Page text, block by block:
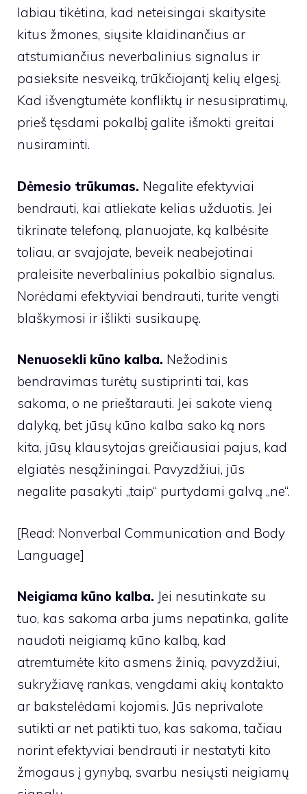
labiau tikėtina, kad neteisingai skaitysite
kitus žmones, siųsite klaidinančius ar
atstumiančius neverbalinius signalus ir
pasieksite nesveiką, trūkčiojantį kelių elgesį.
Kad išvengtumėte konfliktų ir nesusipratimų,
prieš tęsdami pokalbį galite išmokti greitai
nusiraminti.
Dėmesio trūkumas. Negalite efektyviai
bendrauti, kai atliekate kelias užduotis. Jei
tikrinate telefoną, planuojate, ką kalbėsite
toliau, ar svajojate, beveik neabejotinai
praleisite neverbalinius pokalbio signalus.
Norėdami efektyviai bendrauti, turite vengti
blaškymosi ir išlikti susikaupę.
Nenuosekli kūno kalba. Nežodinis
bendravimas turėtų sustiprinti tai, kas
sakoma, o ne prieštarauti. Jei sakote vieną
dalyką, bet jūsų kūno kalba sako ką nors
kita, jūsų klausytojas greičiausiai pajus, kad
elgiatės nesąžiningai. Pavyzdžiui, jūs
negalite pasakyti „taip“ purtydami galvą „ne“.
[Read: Nonverbal Communication and Body
Language]
Neigiama kūno kalba. Jei nesutinkate su
tuo, kas sakoma arba jums nepatinka, galite
naudoti neigiamą kūno kalbą, kad
atremtumėte kito asmens žinią, pavyzdžiui,
sukryžiavę rankas, vengdami akių kontakto
ar bakstelėdami kojomis. Jūs neprivalote
sutikti ar net patikti tuo, kas sakoma, tačiau
norint efektyviai bendrauti ir nestatyti kito
žmogaus į gynybą, svarbu nesiųsti neigiamų